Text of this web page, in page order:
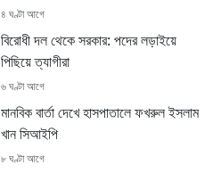
৪ ঘণ্টা আগে
বিরোধী দল থেকে সরকার: পদের লড়াইয়ে
পিছিয়ে ত্যাগীরা
৬ ঘণ্টা আগে
মানবিক বার্তা দেখে হাসপাতালে ফখরুল ইসলাম
খান সিআইপি
৮ ঘণ্টা আগে